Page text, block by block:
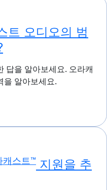
트 오디오의 범
답을 알아보세요. 오라캐
을 알아보세요.
캐스트™ 지원을 추